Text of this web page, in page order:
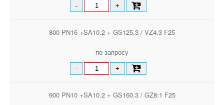
- +
800 PN16 +SA10.2 + GS125.3 / VZ4.3 F25
по запросу
- +
900 PN10 +SA10.2 + GS160.3 / GZ8:1 F25